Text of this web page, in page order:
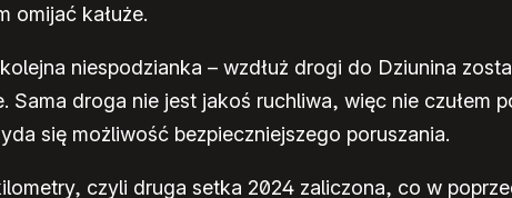
omijać kałuże.
niespodzianka – wzdłuż drogi do Dziunina
Sama droga nie jest jakoś ruchliwa, więc nie
się możliwość bezpieczniejszego poruszania.
czyli druga setka 2024 zaliczona, co w